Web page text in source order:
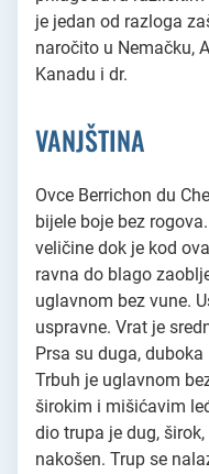
je jedan od razloga
naročito u Nemačku,
Kanadu i dr.
VANJŠTINA
Ovce Berrichon du
bijele boje bez
veličine dok je kod
ravna do blago
uglavnom bez vune.
uspravne. Vrat je
Prsa su duga,
Trbuh je uglavnom
širokim i mišićavim
dio trupa je dug,
nakošen. Trup se